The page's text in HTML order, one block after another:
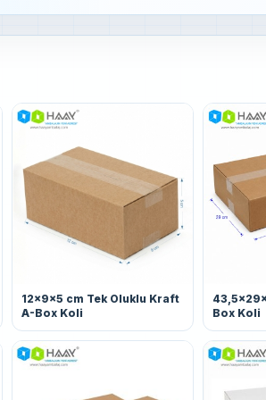
12x9x5 cm Tek Oluklu Kraft
A-Box Koli
Box Koli